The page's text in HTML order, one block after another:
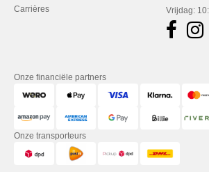
Carrières
Vrijdag:
Onze financiële partners
Onze transporteurs